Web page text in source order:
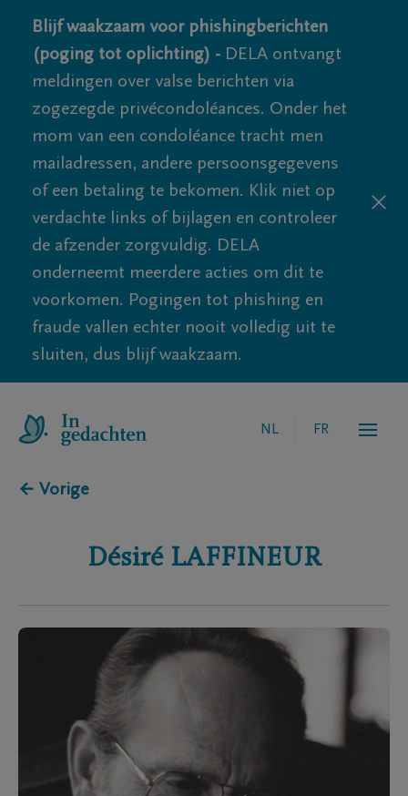
Blijf waakzaam voor phishingberichten
(poging tot oplichting) - DELA ontvangt
meldingen over valse berichten via
zogezegde privécondoléances. Onder het
mom van een condoléance tracht men
mailadressen, andere persoonsgegevens
of een betaling te bekomen. Klik niet op
verdachte links of bijlagen en controleer
de afzender zorgvuldig. DELA
onderneemt meerdere acties om dit te
voorkomen. Pogingen tot phishing en
fraude vallen echter nooit volledig uit te
sluiten, dus blijf waakzaam.
NL FR
← Vorige
Désiré LAFFINEUR